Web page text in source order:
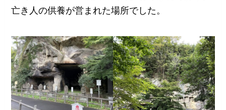
亡き人の供養が営まれた場所でした。